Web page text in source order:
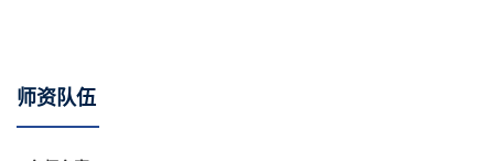
师资队伍